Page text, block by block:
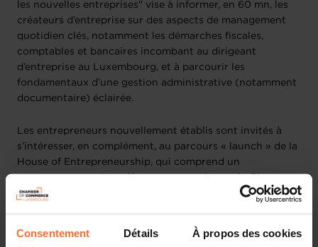
Consentement Détails À propos des cookies
les nouvelles entreprises" vise à informer, en 60 mn, les
créateurs d’entreprise sur des aspects de management
quotidien clés, notamment les démarches fiscales,
comptables et bancaires incombant au dirigeant
d’entreprise au Luxembourg, et à parcourir les
fondamentaux d’une gestion administrative (notamment
documentaire) éclairée.
Les entrepreneurs nouvellement établis sont invités à
s’intéresser, en complément, au parcours « launch » de la
House of Entrepreneurship, qui comprend un
d’infos ici :
www.houseofentrepreneurship.lu/creation.